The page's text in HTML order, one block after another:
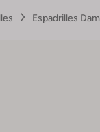
Espadrilles